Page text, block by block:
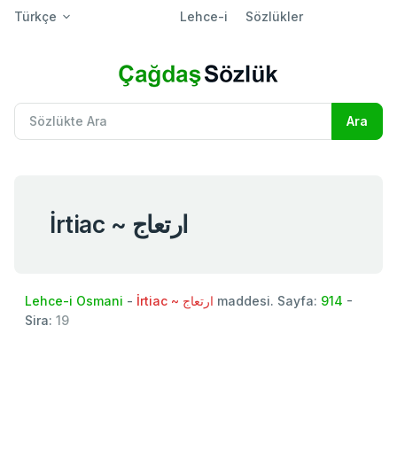
Türkçe Lehce-i Sözlükler
İrtiac ~ ارتعاج
Lehce-i Osmani - İrtiac ~ ارتعاج maddesi. Sayfa: 914 -
Sira: 19